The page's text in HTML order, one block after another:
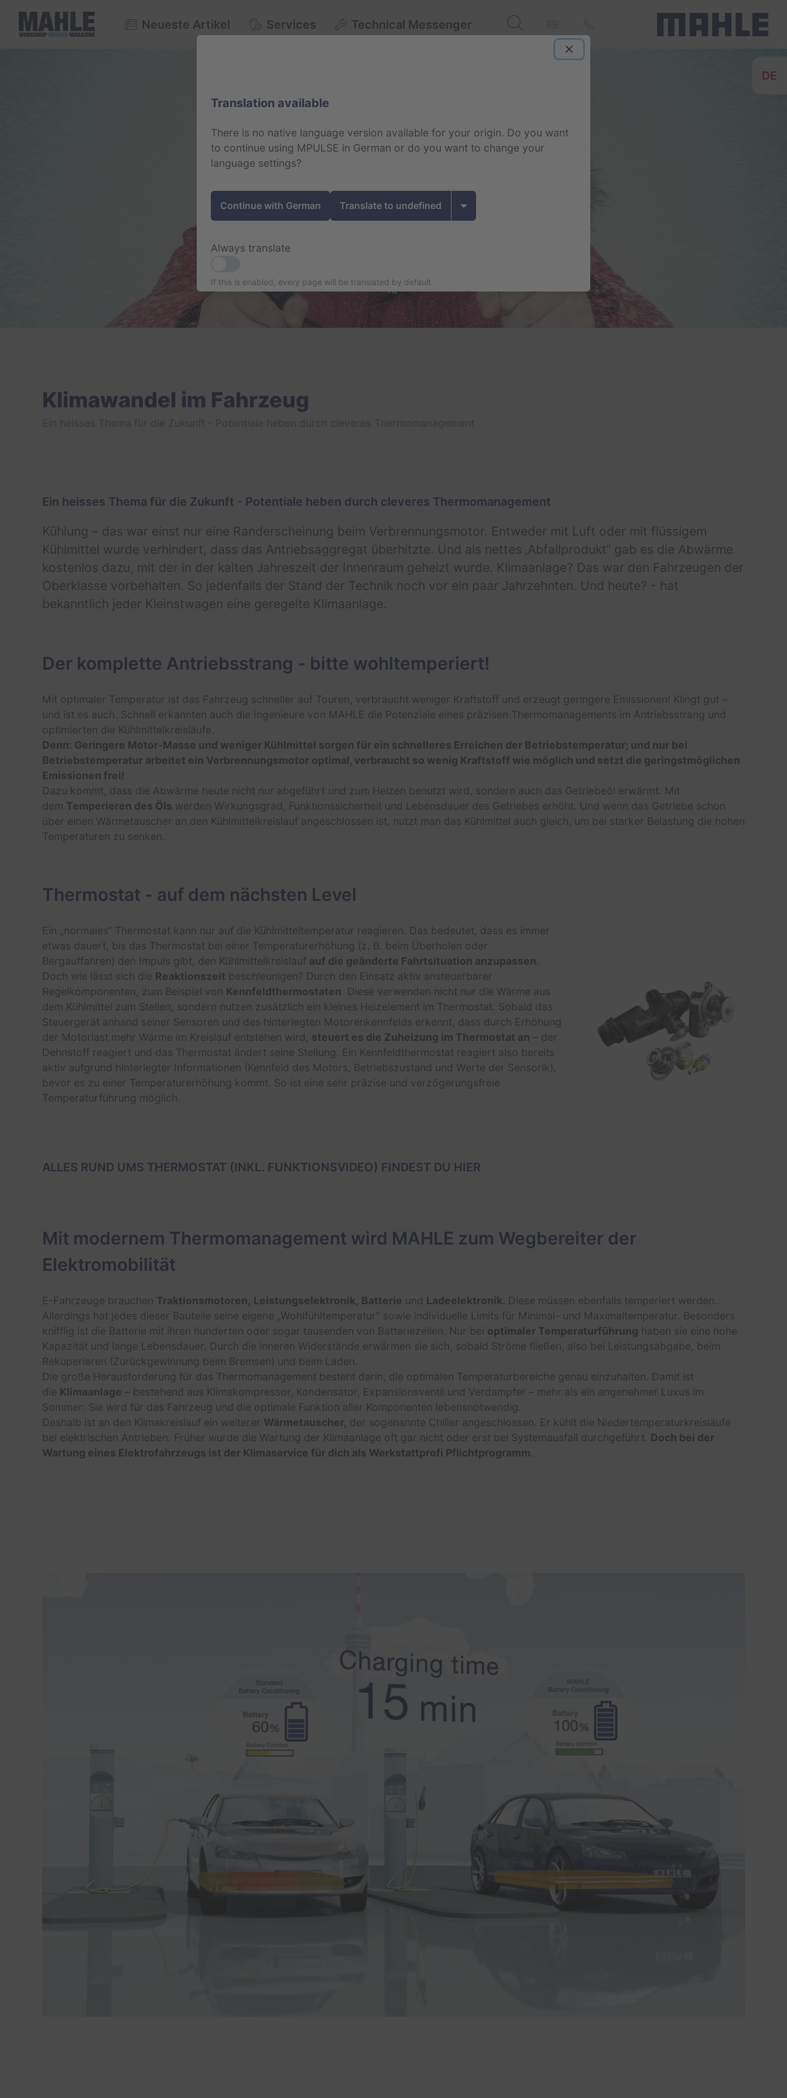
Neueste Artikel Services Technical Messenger Suche
DE
Klimawandel im Fahrzeug
Ein heisses Thema für die Zukunft - Potentiale heben durch cleveres Thermomanagement
Kühlung – das war einst nur eine Randerscheinung beim Verbrennungsmotor. Entweder mit Luft oder mit flüssigem
Kühlmittel wurde verhindert, dass das Antriebsaggregat überhitzte. Und als nettes ‚Abfallprodukt“ gab es die Abwärme
kostenlos dazu, mit der in der kalten Jahreszeit der Innenraum geheizt wurde. Klimaanlage? Das war den Fahrzeugen der
Oberklasse vorbehalten. So jedenfalls der Stand der Technik noch vor ein paar Jahrzehnten. Und heute? - hat
bekanntlich jeder Kleinstwagen eine geregelte Klimaanlage.
Der komplette Antriebsstrang - bitte wohltemperiert!
Mit optimaler Temperatur ist das Fahrzeug schneller auf Touren, verbraucht weniger Kraftstoff und erzeugt geringere Emissionen! Klingt gut –
und ist es auch. Schnell erkannten auch die Ingenieure von MAHLE die Potenziale eines präzisen Thermomanagements im Antriebsstrang und
optimierten die Kühlmittelkreisläufe.
Denn: Geringere Motor-Masse und weniger Kühlmittel sorgen für ein schnelleres Erreichen der Betriebstemperatur; und nur bei
Betriebstemperatur arbeitet ein Verbrennungsmotor optimal, verbraucht so wenig Kraftstoff wie möglich und setzt die geringstmöglichen
Emissionen frei!
Dazu kommt, dass die Abwärme heute nicht nur abgeführt und zum Heizen benutzt wird, sondern auch das Getriebeöl erwärmt. Mit
dem Temperieren des Öls werden Wirkungsgrad, Funktionssicherheit und Lebensdauer des Getriebes erhöht. Und wenn das Getriebe schon
über einen Wärmetauscher an den Kühlmittelkreislauf angeschlossen ist, nutzt man das Kühlmittel auch gleich, um bei starker Belastung die hohen
Temperaturen zu senken.
Thermostat - auf dem nächsten Level
Ein „normales“ Thermostat kann nur auf die Kühlmitteltemperatur reagieren. Das bedeutet, dass es immer
etwas dauert, bis das Thermostat bei einer Temperaturerhöhung (z. B. beim Überholen oder
Bergauffahren) den Impuls gibt, den Kühlmittelkreislauf auf die geänderte Fahrtsituation anzupassen.
Doch wie lässt sich die Reaktionszeit beschleunigen? Durch den Einsatz aktiv ansteuerbarer
Regelkomponenten, zum Beispiel von Kennfeldthermostaten. Diese verwenden nicht nur die Wärme aus
dem Kühlmittel zum Stellen, sondern nutzen zusätzlich ein kleines Heizelement im Thermostat. Sobald das
Steuergerät anhand seiner Sensoren und des hinterlegten Motorenkennfelds erkennt, dass durch Erhöhung
der Motorlast mehr Wärme im Kreislauf entstehen wird, steuert es die Zuheizung im Thermostat an – der
Dehnstoff reagiert und das Thermostat ändert seine Stellung. Ein Kennfeldthermostat reagiert also bereits
aktiv aufgrund hinterlegter Informationen (Kennfeld des Motors, Betriebszustand und Werte der Sensorik),
bevor es zu einer Temperaturerhöhung kommt. So ist eine sehr präzise und verzögerungsfreie
Temperaturführung möglich.
ALLES RUND UMS THERMOSTAT (INKL. FUNKTIONSVIDEO) FINDEST DU HIER
Mit modernem Thermomanagement wird MAHLE zum Wegbereiter der
Elektromobilität
E-Fahrzeuge brauchen Traktionsmotoren, Leistungselektronik, Batterie und Ladeelektronik. Diese müssen ebenfalls temperiert werden.
Allerdings hat jedes dieser Bauteile seine eigene „Wohlfühltemperatur“ sowie individuelle Limits für Minimal- und Maximaltemperatur. Besonders
knifflig ist die Batterie mit ihren hunderten oder sogar tausenden von Batteriezellen. Nur bei optimaler Temperaturführung haben sie eine hohe
Kapazität und lange Lebensdauer. Durch die inneren Widerstände erwärmen sie sich, sobald Ströme fließen, also bei Leistungsabgabe, beim
Rekuperieren (Zurückgewinnung beim Bremsen) und beim Laden.
Die große Herausforderung für das Thermomanagement besteht darin, die optimalen Temperaturbereiche genau einzuhalten. Damit ist
die Klimaanlage – bestehend aus Klimakompressor, Kondensator, Expansionsventil und Verdampfer – mehr als ein angenehmer Luxus im
Sommer: Sie wird für das Fahrzeug und die optimale Funktion aller Komponenten lebensnotwendig.
Deshalb ist an den Klimakreislauf ein weiterer Wärmetauscher, der sogenannte Chiller angeschlossen. Er kühlt die Niedertemperaturkreisläufe
bei elektrischen Antrieben. Früher wurde die Wartung der Klimaanlage oft gar nicht oder erst bei Systemausfall durchgeführt. Doch bei der
Wartung eines Elektrofahrzeugs ist der Klimaservice für dich als Werkstattprofi Pflichtprogramm.
Translation available
There is no native language version available for your origin. Do you want
to continue using MPULSE in German or do you want to change your
language settings?
Continue with German Translate to undefined
Always translate
If this is enabled, every page will be translated by default.